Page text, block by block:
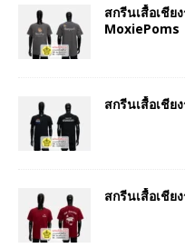
สกรีนเสื้อเชีย
MoxiePoms
สกรีนเสื้อเชีย
สกรีนเสื้อเชีย